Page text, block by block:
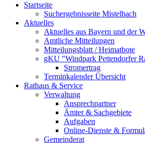
Startseite
Suchergebnisseite Mistelbach
Aktuelles
Aktuelles aus Bayern und der
Amtliche Mitteilungen
Mitteilungsblatt / Heimatbote
gKU "Windpark Pettendorfer
Stromertrag
Terminkalender Übersicht
Rathaus & Service
Verwaltung
Ansprechpartner
Ämter & Sachgebiete
Aufgaben
Online-Dienste &
Gemeinderat